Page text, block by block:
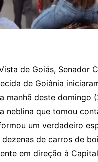
de Goiás, Senador
de Goiânia
manhã deste domingo
neblina que tomou
um verdadeiro
de carros de boi
em direção à